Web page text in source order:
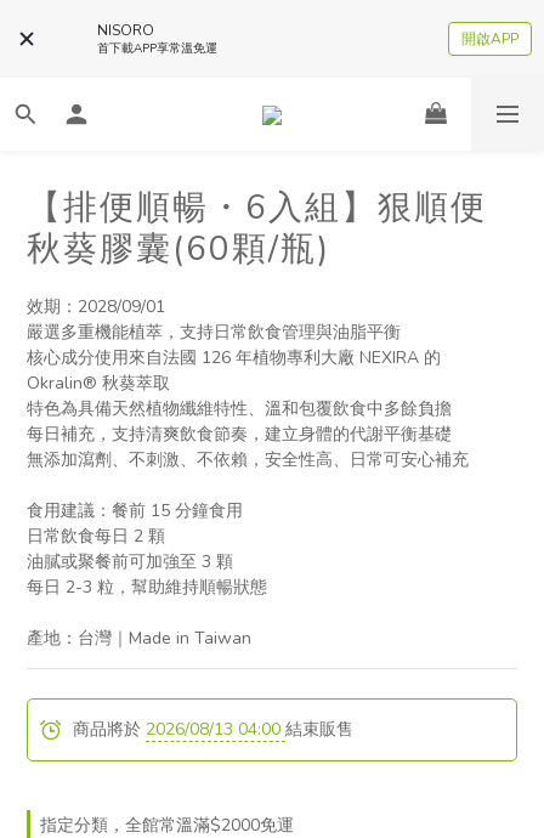
NISORO
首下載APP享常溫免運 開啟APP
【排便順暢・6入組】狠順便
秋葵膠囊(60顆/瓶)
效期：2028/09/01
嚴選多重機能植萃，支持日常飲食管理與油脂平衡
核心成分使用來自法國 126 年植物專利大廠 NEXIRA 的
Okralin® 秋葵萃取
特色為具備天然植物纖維特性、溫和包覆飲食中多餘負擔
每日補充，支持清爽飲食節奏，建立身體的代謝平衡基礎
無添加瀉劑、不刺激、不依賴，安全性高、日常可安心補充
食用建議：餐前 15 分鐘食用
日常飲食每日 2 顆
油膩或聚餐前可加強至 3 顆
每日 2-3 粒，幫助維持順暢狀態
產地：台灣｜Made in Taiwan
商品將於 2026/08/13 04:00 結束販售
指定分類，全館常溫滿$2000免運